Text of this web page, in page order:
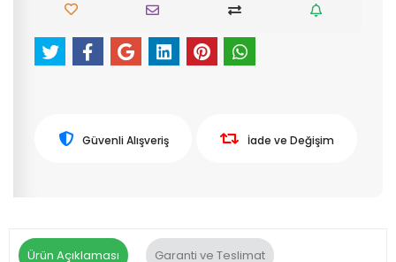
Güvenli Alışveriş İade ve Değişim
Ürün Açıklaması Garanti ve Teslimat